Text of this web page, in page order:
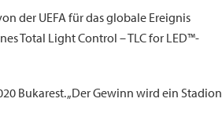
der UEFA für das globale Ereignis
Total Light Control – TLC for LED™-
Bukarest. „Der Gewinn wird ein Stadion